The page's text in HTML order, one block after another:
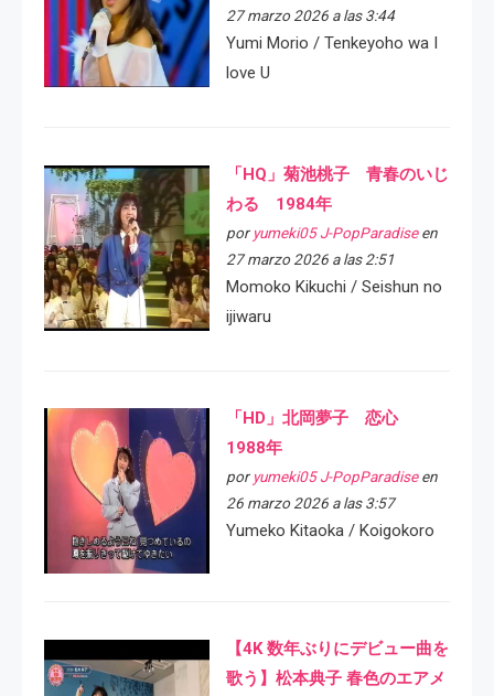
27 marzo 2026 a las 3:44
Yumi Morio / Tenkeyoho wa I
love U
「HQ」菊池桃子 青春のいじ
わる 1984年
por yumeki05 J-PopParadiseen
27 marzo 2026 a las 2:51
Momoko Kikuchi / Seishun no
ijiwaru
「HD」北岡夢子 恋心
1988年
por yumeki05 J-PopParadiseen
26 marzo 2026 a las 3:57
Yumeko Kitaoka / Koigokoro
【4K 数年ぶりにデビュー曲を
歌う】松本典子 春色のエアメ